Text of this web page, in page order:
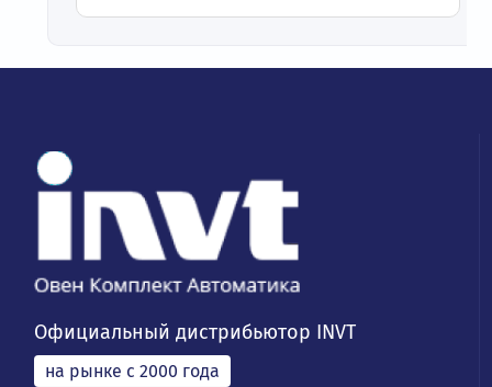
Официальный дистрибьютор INVT
на рынке с 2000 года